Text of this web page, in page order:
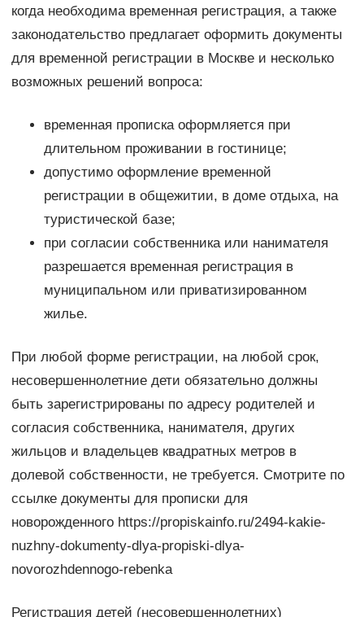
когда необходима временная регистрация, а также
законодательство предлагает оформить документы
для временной регистрации в Москве и несколько
возможных решений вопроса:
временная прописка оформляется при
длительном проживании в гостинице;
допустимо оформление временной
регистрации в общежитии, в доме отдыха, на
туристической базе;
при согласии собственника или нанимателя
разрешается временная регистрация в
муниципальном или приватизированном
жилье.
При любой форме регистрации, на любой срок,
несовершеннолетние дети обязательно должны
быть зарегистрированы по адресу родителей и
согласия собственника, нанимателя, других
жильцов и владельцев квадратных метров в
долевой собственности, не требуется. Смотрите по
ссылке документы для прописки для
новорожденного https://propiskainfo.ru/2494-kakie-
nuzhny-dokumenty-dlya-propiski-dlya-
novorozhdennogo-rebenka
Регистрация детей (несовершеннолетних)